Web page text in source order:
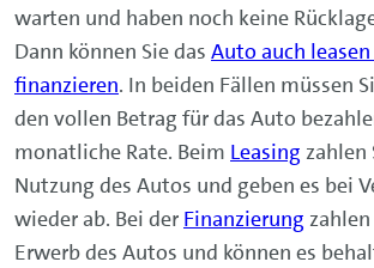
warten und haben noch keine
Dann können Sie das Auto auch
finanzieren. In beiden Fällen müssen
den vollen Betrag für das Auto
monatliche Rate. Beim Leasing zahlen
Nutzung des Autos und geben es bei
wieder ab. Bei der Finanzierung
Erwerb des Autos und können es